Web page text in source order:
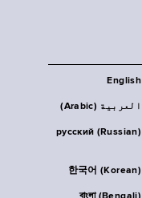
English
العربية (Arabic)
русский (Russian)
한국어 (Korean)